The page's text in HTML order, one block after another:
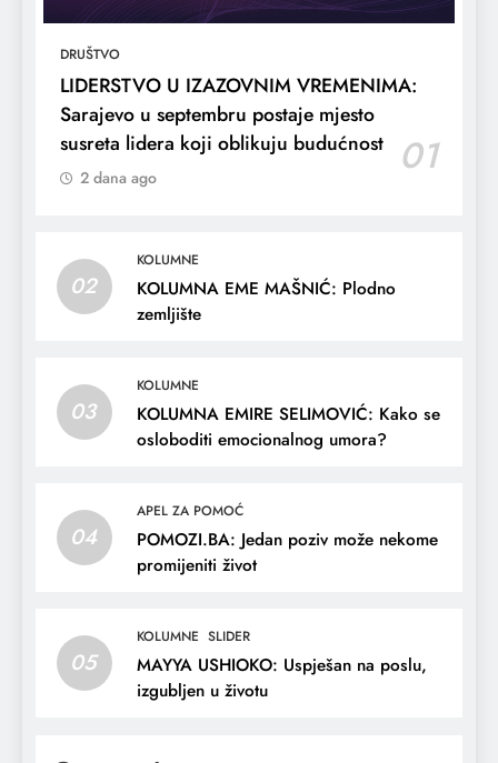
DRUŠTVO
LIDERSTVO U IZAZOVNIM VREMENIMA:
Sarajevo u septembru postaje mjesto
susreta lidera koji oblikuju budućnost
01
2 dana ago
02
KOLUMNE
KOLUMNA EME MAŠNIĆ: Plodno
zemljište
03
KOLUMNE
KOLUMNA EMIRE SELIMOVIĆ: Kako se
osloboditi emocionalnog umora?
04
APEL ZA POMOĆ
POMOZI.BA: Jedan poziv može nekome
promijeniti život
05
KOLUMNE SLIDER
MAYYA USHIOKO: Uspješan na poslu,
izgubljen u životu